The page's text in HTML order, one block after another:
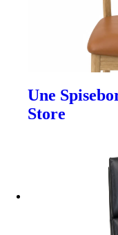
Une
Store